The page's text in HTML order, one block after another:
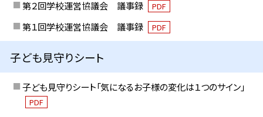
第２回学校運営協議会 議事録
PDF
第１回学校運営協議会 議事録 PDF
子ども見守りシート
子ども見守りシート「気になるお子様の変化は１つのサイン」
PDF